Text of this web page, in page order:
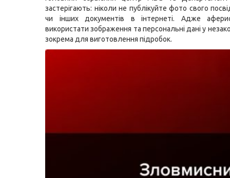
застерігають: ніколи не публікуйте фото свого
чи інших документів в інтернеті. Адже
використати зображення та персональні дані у
зокрема для виготовлення підробок.